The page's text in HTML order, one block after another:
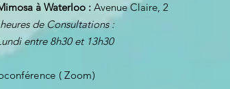
à Waterloo : Avenue Claire, 2
de Consultations :
entre 8h30 et 13h30
( Zoom)